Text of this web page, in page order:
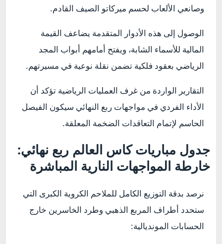
وصانعي الألعاب لحسم ميركاتو الصيف القادم.
الوصول إلى هذه الأدوار المتقدمة يضاعف القيمة
المالية للأسماء الشابة، ويفتح أمامهم أبواب المجد
الرياضي بعقود فلكية تضمن نقلة نوعية في مسيرتهم.
التقارير الواردة من غرف العمليات الرياضية تؤكد أن
الأداء الفردي في مواجهات ربع النهائي سيكون الفيصل
الحاسم لإتمام التعاقدات الضخمة المعلقة.
جدول مباريات كاس العالم ربع نهائي:
خارطة المواجهات النارية المباشرة
نرصد بدقة التوزيع الكامل للملاحم الكروية الكبرى التي
ستحدد أطراف المربع الذهبي وطرد الخاسرين خارج
الحسابات المونديالية: